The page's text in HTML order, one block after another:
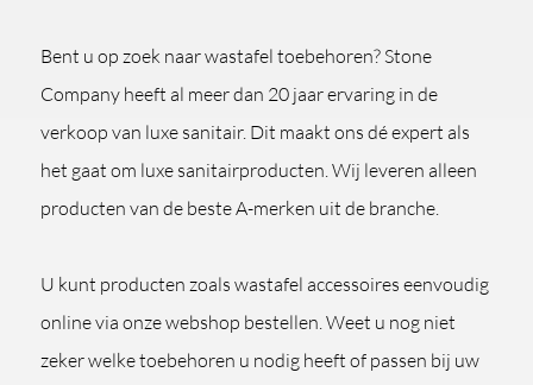
Bent u op zoek naar wastafel toebehoren? Stone
Company heeft al meer dan 20 jaar ervaring in de
verkoop van luxe sanitair. Dit maakt ons dé expert als
het gaat om luxe sanitairproducten. Wij leveren alleen
producten van de beste A-merken uit de branche.
U kunt producten zoals wastafel accessoires eenvoudig
online via onze webshop bestellen. Weet u nog niet
zeker welke toebehoren u nodig heeft of passen bij uw